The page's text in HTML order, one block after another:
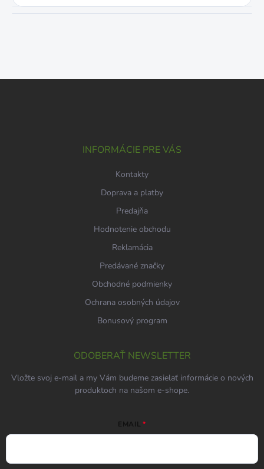
INFORMÁCIE PRE VÁS
Kontakty
Doprava a platby
Predajňa
Hodnotenie obchodu
Reklamácia
Predávané značky
Obchodné podmienky
Ochrana osobných údajov
Bonusový program
ODOBERAŤ NEWSLETTER
Vložte svoj e-mail a my Vám budeme zasielať informácie o nových
produktoch na našom e-shope.
EMAIL